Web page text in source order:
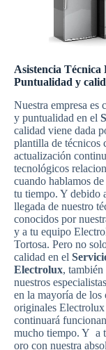
Asistencia
Puntualidad y
Nuestra empresa es
y puntualidad en el
calidad viene dada
plantilla de técnicos
actualización
tecnológicos
cuando hablamos
tu tiempo. Y debido
llegada de nuestro
conocidos por
y a tu equipo
Tortosa. Pero no
calidad en el
Electrolux,
nuestros
en la mayoría de los
originales
continuará
mucho tiempo. Y a
oro con nuestra